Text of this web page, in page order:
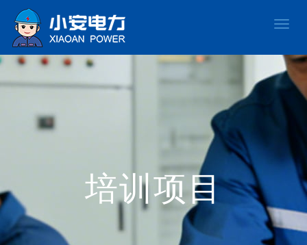
Toggle
培训项目